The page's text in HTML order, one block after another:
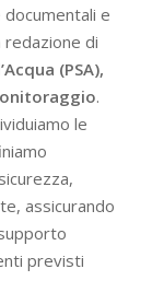
e
di
(PSA),
.
le
assicurando
previsti